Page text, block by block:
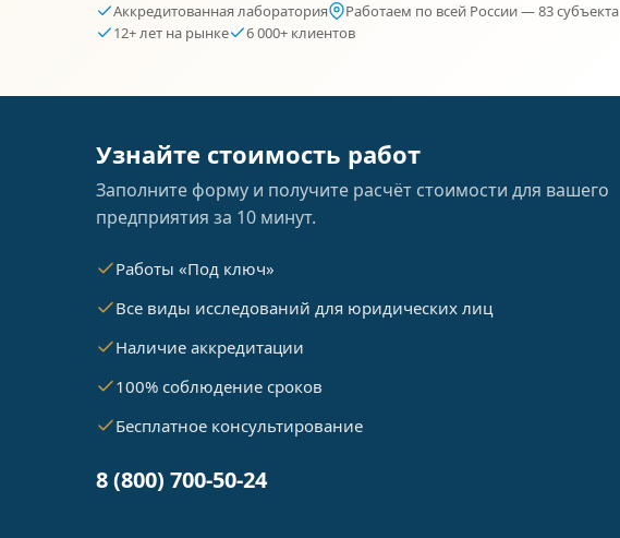
Аккредитованная лаборатория
Работаем по всей России — 83 субъекта
12+ лет на рынке
6 000+ клиентов
Узнайте стоимость работ
Заполните форму и получите расчёт стоимости для вашего
предприятия за 10 минут.
Работы «Под ключ»
Все виды исследований для юридических лиц
Наличие аккредитации
100% соблюдение сроков
Бесплатное консультирование
8 (800) 700-50-24